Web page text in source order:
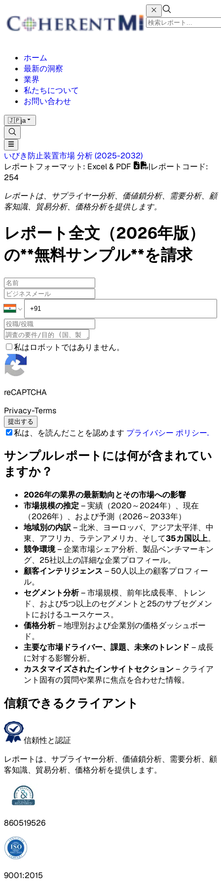
ホーム
最新の洞察
業界
私たちについて
お問い合わせ
🇯🇵ja
いびき防止装置市場分析(2025-2032)
レポートフォーマット : Excel & PDF |レポートコード:
254
レポートは、サプライヤー分析、価値鎖分析、需要分析、顧
客知識、貿易分析、価格分析を提供します。
レポート全文（2026年版）
の**無料サンプル**を請求
私はロボットではありません。
reCAPTCHA
Privacy-Terms
提出する
私は、を読んだことを認めます プライバシー ポリシー.
サンプルレポートには何が含まれてい
ますか？
2026年の業界の最新動向とその市場への影響
市場規模の推定– 実績（2020～2024年）、現在
（2026年）、および予測（2026～2033年）
地域別の内訳– 北米、ヨーロッパ、アジア太平洋、中
東、アフリカ、ラテンアメリカ、そして35カ国以上。
競争環境– 企業市場シェア分析、製品ベンチマーキン
グ、25社以上の詳細な企業プロフィール。
顧客インテリジェンス – 50人以上の顧客プロフィー
ル。
セグメント分析– 市場規模、前年比成長率、トレン
ド、および5つ以上のセグメントと25のサブセグメン
トにおけるユースケース。
価格分析– 地理別および企業別の価格ダッシュボー
ド。
主要な市場ドライバー、課題、未来のトレンド – 成長
に対する影響分析。
カスタマイズされたインサイトセクション– クライア
ント固有の質問や業界に焦点を合わせた情報。
信頼できるクライアント
信頼性と認証
レポートは、サプライヤー分析、価値鎖分析、需要分析、顧
客知識、貿易分析、価格分析を提供します。
860519526
9001:2015